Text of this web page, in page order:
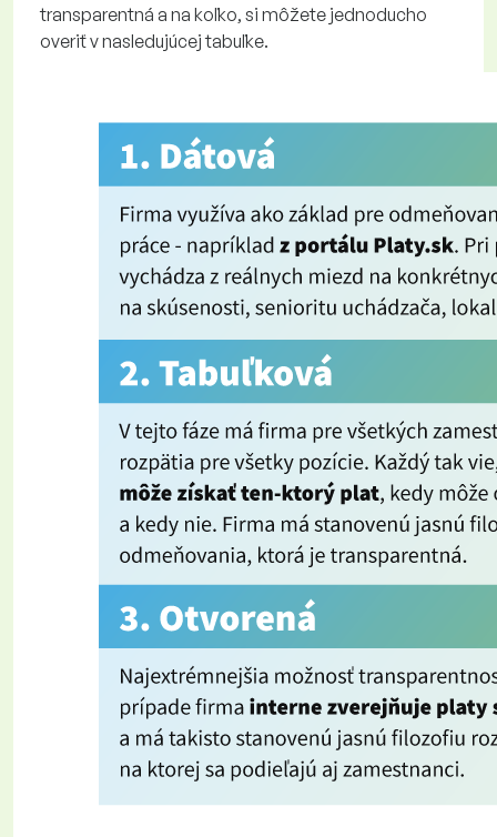
transparentná a na koľko, si môžete jednoducho
overiť v nasledujúcej tabuľke.